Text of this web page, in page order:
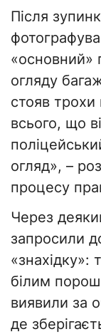
Після
«основний»
огляду
стояв трохи
всього, що
огляд», –
процесу
Через
запросили
«знахідку»:
білим
виявили за
де